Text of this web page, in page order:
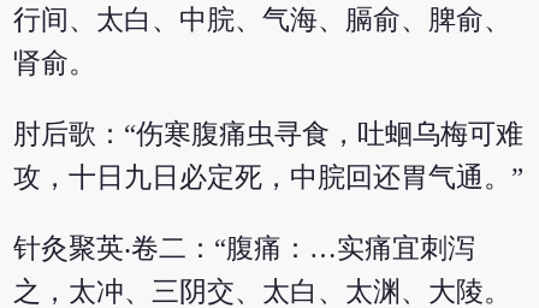
行间、太白、中脘、气海、膈俞、脾俞、
肾俞。
肘后歌：“伤寒腹痛虫寻食，吐蛔乌梅可难
攻，十日九日必定死，中脘回还胃气通。”
针灸聚英‧卷二：“腹痛：…实痛宜刺泻
之，太冲、三阴交、太白、太渊、大陵。